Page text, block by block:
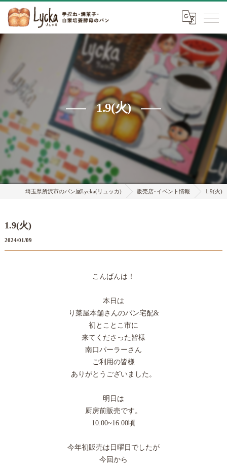
1.9(火)
埼玉県所沢市のパン屋Lycka(リュッカ) 販売店･イベント情報 1.9(火)
1.9(火)
2024/01/09
こんばんは！
本日は
り菜屋本舗さんのパン宅配&
初とことこ市に
来てくださった皆様
南口パーラーさん
ご利用の皆様
ありがとうございました。
明日は
厨房前販売です。
10:00~16:00頃
今年初販売は日曜日でしたが
今回から